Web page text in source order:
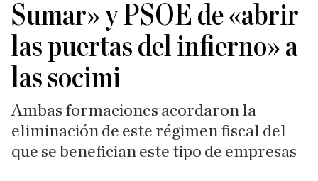
Sumar» y PSOE de «abrir
las puertas del infierno» a
las socimi
Ambas formaciones acordaron la
eliminación de este régimen fiscal del
que se benefician este tipo de empresas